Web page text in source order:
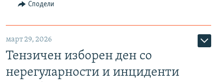
Сподели
март 29, 2026
Тензичен изборен ден со
нерегуларности и инциденти